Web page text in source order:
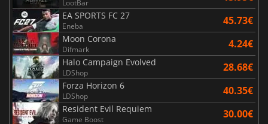
LootBar
EA SPORTS FC 27
Eneba 45.73€
Moon Corona
Difmark 4.24€
Halo Campaign Evolved
LDShop 28.68€
Forza Horizon 6
LDShop 40.35€
Resident Evil Requiem
Game Boost 30.00€